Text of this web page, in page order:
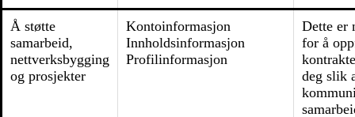
Å støtte
samarbeid,
nettverksbygging
og prosjekter
Kontoinformasjon
Innholdsinformasjon
Profilinformasjon
Dette er
for å
deg slik